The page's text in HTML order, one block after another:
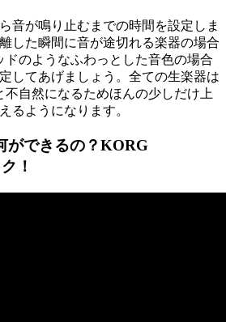
音が鳴り止むまでの時間を設定しま
した瞬間に音が途切れる楽器の場合
ドのようなふわっとした音色の場合
してあげましょう。全ての生楽器は
不自然になるためほんの少しだけ上
るようになります。
ができるの？KORG
！